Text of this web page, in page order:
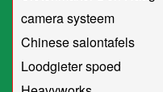
camera systeem
Chinese salontafels
Loodgieter spoed